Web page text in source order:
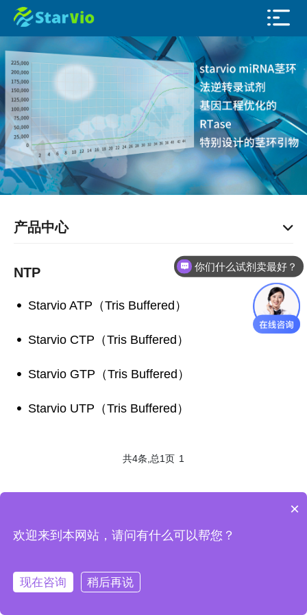
产品中心
NTP
Starvio ATP（Tris Buffered）
Starvio CTP（Tris Buffered）
Starvio GTP（Tris Buffered）
Starvio UTP（Tris Buffered）
共4条,总1页 1
你们什么试剂卖最好？
×
欢迎来到本网站，请问有什么可以帮您？
现在咨询 稍后再说